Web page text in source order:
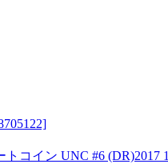
コイン UNC #6